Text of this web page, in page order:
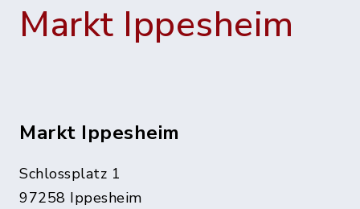
Markt Ippesheim
Markt Ippesheim
Schlossplatz 1
97258 Ippesheim